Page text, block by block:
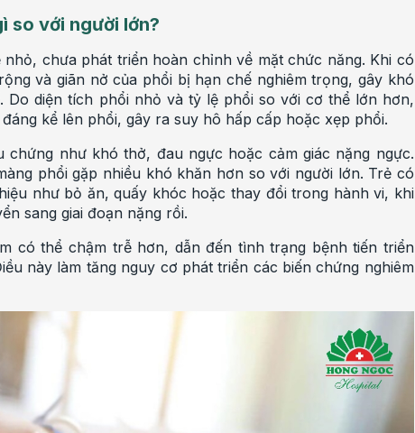
so với người lớn?
chưa phát triển hoàn chỉnh về mặt chức năng. Khi có
và giãn nở của phổi bị hạn chế nghiêm trọng, gây khó
diện tích phổi nhỏ và tỷ lệ phổi so với cơ thể lớn hơn,
kể lên phổi, gây ra suy hô hấp cấp hoặc xẹp phổi.
như khó thở, đau ngực hoặc cảm giác nặng ngực.
phổi gặp nhiều khó khăn hơn so với người lớn. Trẻ có
như bỏ ăn, quấy khóc hoặc thay đổi trong hành vi, khi
sang giai đoạn nặng rồi.
có thể chậm trễ hơn, dẫn đến tình trạng bệnh tiến triển
này làm tăng nguy cơ phát triển các biến chứng nghiêm